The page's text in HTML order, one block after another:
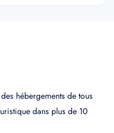
hébergements de tous
dans plus de 10